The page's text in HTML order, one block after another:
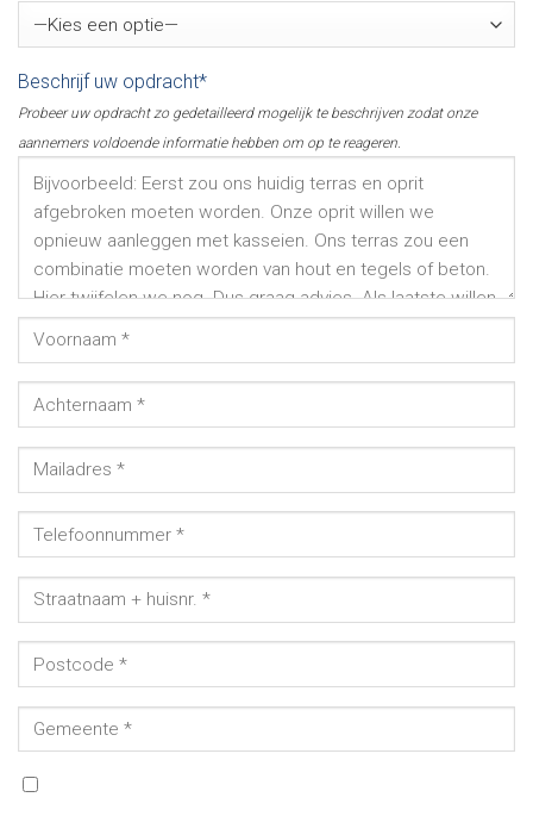
Beschrijf uw opdracht*
Probeer uw opdracht zo gedetailleerd mogelijk te beschrijven zodat onze
aannemers voldoende informatie hebben om op te reageren.